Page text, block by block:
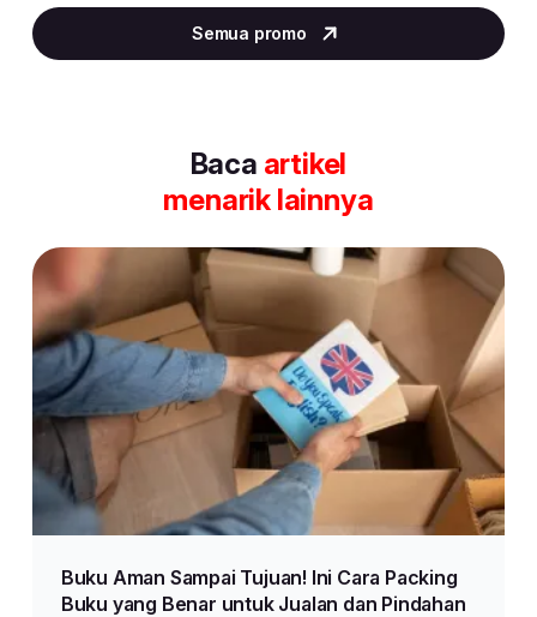
2
of
Semua promo
Baca artikel
menarik lainnya
Buku Aman Sampai Tujuan! Ini Cara Packing
Buku yang Benar untuk Jualan dan Pindahan